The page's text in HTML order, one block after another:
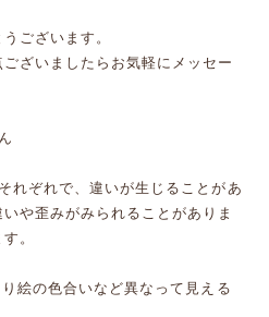
ございます。
ざいましたらお気軽にメッセー
れぞれで、違いが生じることがあ
や歪みがみられることがありま
。
絵の色合いなど異なって見える